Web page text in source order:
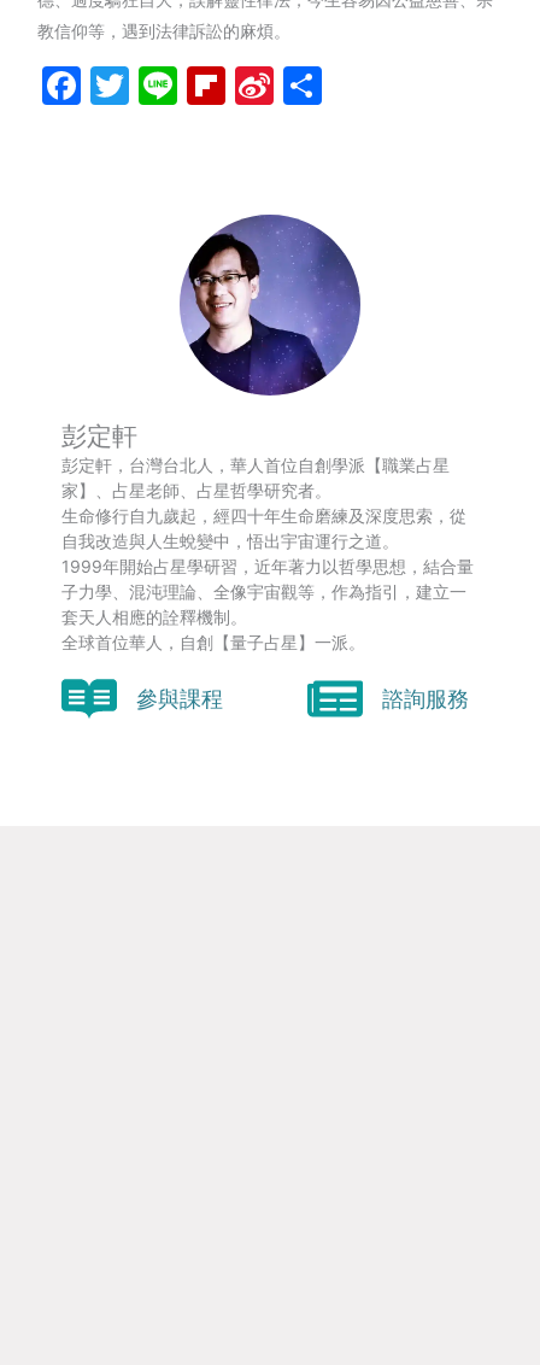
教信仰等，遇到法律訴訟的麻煩。
Facebook
Twitter
LineFlipboard
Sina
彭定軒
彭定軒，台灣台北人，華人首位自創學派【職業占星
家】、占星老師、占星哲學研究者。
生命修行自九歲起，經四十年生命磨練及深度思索，從
自我改造與人生蛻變中，悟出宇宙運行之道。
1999年開始占星學研習，近年著力以哲學思想，結合量
子力學、混沌理論、全像宇宙觀等，作為指引，建立一
套天人相應的詮釋機制。
全球首位華人，自創【量子占星】一派。
參與課程 諮詢服務